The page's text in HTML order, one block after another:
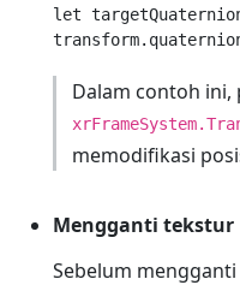
let
Dalam contoh
memodifikasi
Mengganti tekstur
Sebelum